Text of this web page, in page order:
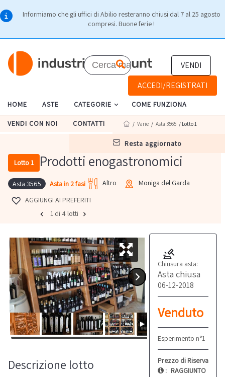
Informiamo che gli uffici di Abilio resteranno chiusi dal 7 al 25 agosto
compresi. Buone ferie !
VENDI
ACCEDI/REGISTRATI
HOME ASTE CATEGORIE COME FUNZIONA
VENDI CON NOI CONTATTI
resta aggiornato
/ Varie / Asta 3565 / Lotto 1
Lotto 1 Prodotti enogastronomici
Asta 3565 Asta in 2 fasi Altro
Moniga del Garda
AGGIUNGI AI PREFERITI
1 di 4 lotti
Chiusura asta:
Asta chiusa
06-12-2018
Venduto
Esperimento n°1
Prezzo di Riserva
: RAGGIUNTO
Descrizione lotto